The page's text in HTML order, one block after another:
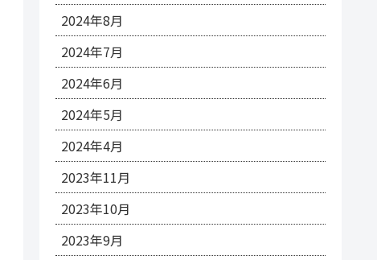
2024年8月
2024年7月
2024年6月
2024年5月
2024年4月
2023年11月
2023年10月
2023年9月